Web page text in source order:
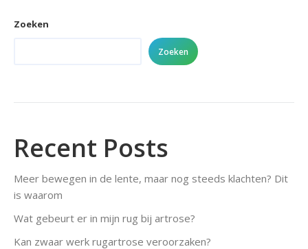
Zoeken
Zoeken
Recent Posts
Meer bewegen in de lente, maar nog steeds klachten? Dit
is waarom
Wat gebeurt er in mijn rug bij artrose?
Kan zwaar werk rugartrose veroorzaken?